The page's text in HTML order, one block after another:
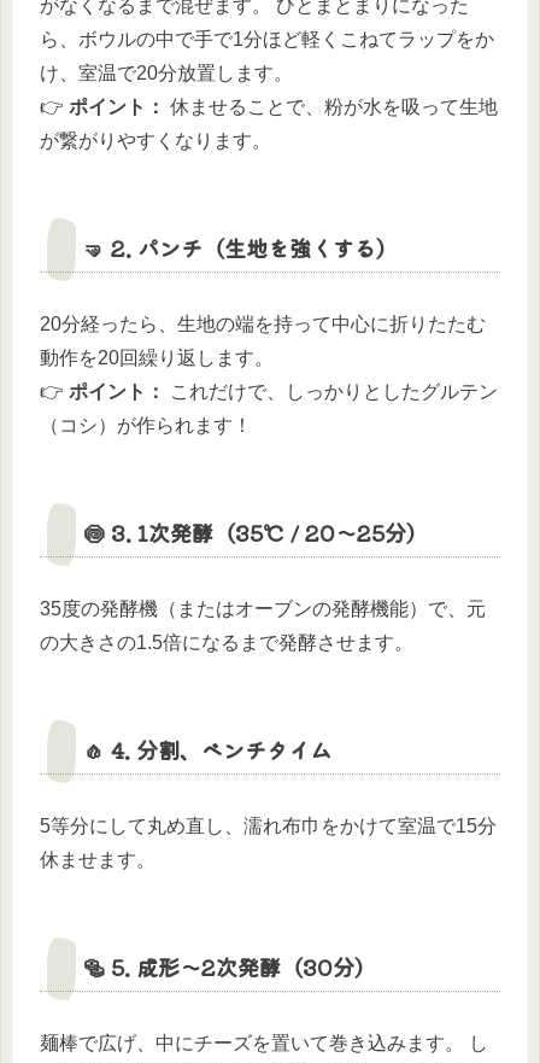
がなくなるまで混ぜます。 ひとまとまりになった
ら、ボウルの中で手で1分ほど軽くこねてラップをか
け、室温で20分放置します。
👉 ポイント： 休ませることで、粉が水を吸って生地
が繋がりやすくなります。
🤜 2. パンチ（生地を強くする）
20分経ったら、生地の端を持って中心に折りたたむ
動作を20回繰り返します。
👉 ポイント：
これだけで、しっかりとしたグルテン
（コシ）が作られます！
🍥 3. 1次発酵（35℃ / 20〜25分）
35度の発酵機（またはオーブンの発酵機能）で、元
の大きさの1.5倍になるまで発酵させます。
🧄 4. 分割、ベンチタイム
5等分にして丸め直し、濡れ布巾をかけて室温で15分
休ませます。
🥯 5. 成形〜2次発酵（30分）
麺棒で広げ、中にチーズを置いて巻き込みます。 し